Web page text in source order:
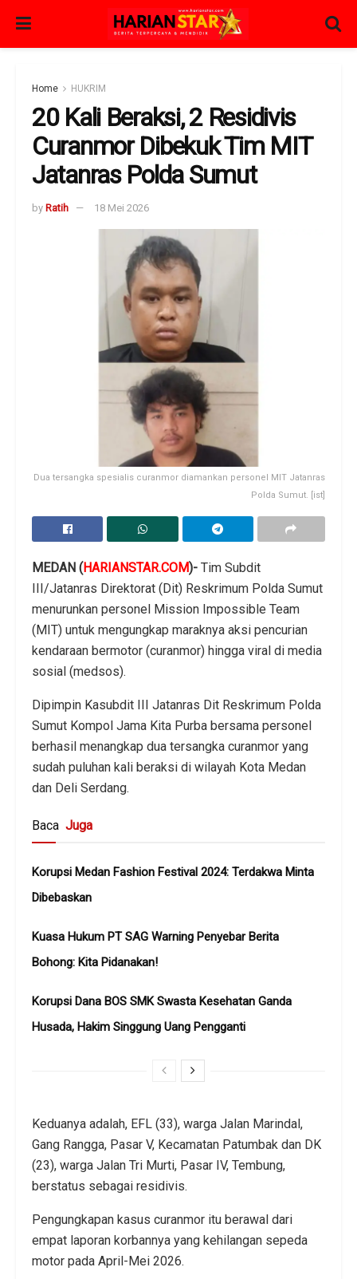
Home HUKRIM
20 Kali Beraksi, 2 Residivis
Curanmor Dibekuk Tim MIT
Jatanras Polda Sumut
by Ratih 18 Mei 2026
Dua tersangka spesialis curanmor diamankan personel MIT Jatanras
Polda Sumut. [ist]
MEDAN (HARIANSTAR.COM)- Tim Subdit
III/Jatanras Direktorat (Dit) Reskrimum Polda Sumut
menurunkan personel Mission Impossible Team
(MIT) untuk mengungkap maraknya aksi pencurian
kendaraan bermotor (curanmor) hingga viral di media
sosial (medsos).
Dipimpin Kasubdit III Jatanras Dit Reskrimum Polda
Sumut Kompol Jama Kita Purba bersama personel
berhasil menangkap dua tersangka curanmor yang
sudah puluhan kali beraksi di wilayah Kota Medan
dan Deli Serdang.
Baca Juga
Korupsi Medan Fashion Festival 2024: Terdakwa Minta
Dibebaskan
Kuasa Hukum PT SAG Warning Penyebar Berita
Bohong: Kita Pidanakan!
Korupsi Dana BOS SMK Swasta Kesehatan Ganda
Husada, Hakim Singgung Uang Pengganti
Keduanya adalah, EFL (33), warga Jalan Marindal,
Gang Rangga, Pasar V, Kecamatan Patumbak dan DK
(23), warga Jalan Tri Murti, Pasar IV, Tembung,
berstatus sebagai residivis.
Pengungkapan kasus curanmor itu berawal dari
empat laporan korbannya yang kehilangan sepeda
motor pada April-Mei 2026.